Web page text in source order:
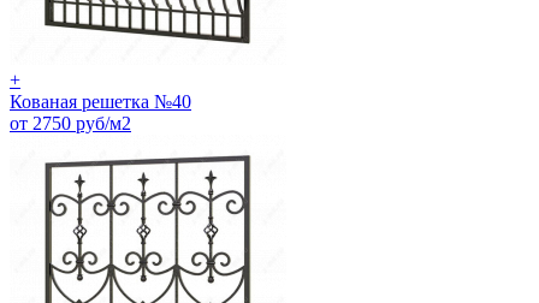
+
Кованая решетка №40
от 2750 руб/м2